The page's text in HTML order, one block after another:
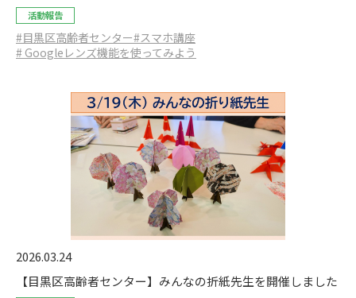
活動報告
#目黒区高齢者センター#スマホ講座
# Googleレンズ機能を使ってみよう
2026.03.24
【目黒区高齢者センター】みんなの折紙先生を開催しました